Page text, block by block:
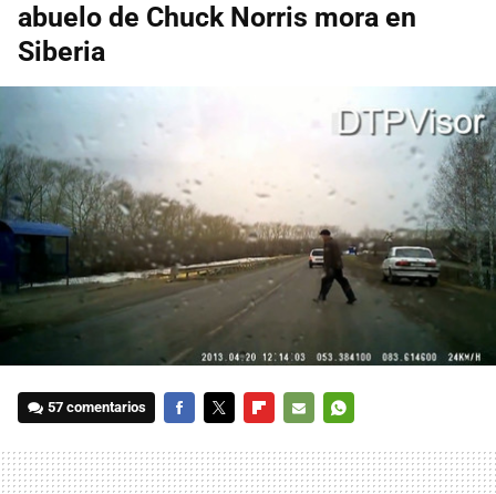
abuelo de Chuck Norris mora en
Siberia
57 comentarios
MAIL